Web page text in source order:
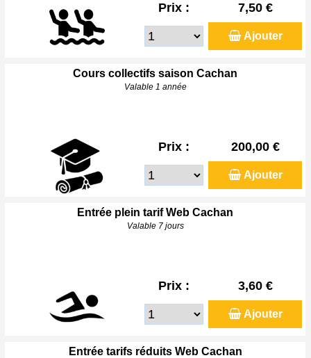
Prix : 7,50 €
Ajouter
Cours collectifs saison Cachan
Valable 1 année
Prix : 200,00 €
Ajouter
Entrée plein tarif Web Cachan
Valable 7 jours
Prix : 3,60 €
Ajouter
Entrée tarifs réduits Web Cachan